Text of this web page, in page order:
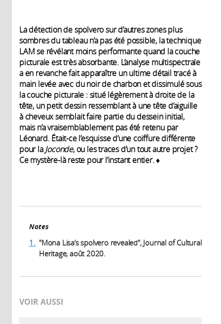
La détection de spolvero sur d’autres zones plus
sombres du tableau n’a pas été possible, la technique
LAM se révélant moins performante quand la couche
picturale est très absorbante. L’analyse multispectrale
a en revanche fait apparaître un ultime détail tracé à
main levée avec du noir de charbon et dissimulé sous
la couche picturale : situé légèrement à droite de la
tête, un petit dessin ressemblant à une tête d’aiguille
à cheveux semblait faire partie du dessein initial,
mais n’a vraisemblablement pas été retenu par
Léonard. Était-ce l’esquisse d’une coiffure différente
pour laJoconde, ou les traces d’un tout autre projet ?
Ce mystère-là reste pour l’instant entier. ♦
Notes
1. "Mona Lisa’s spolvero revealed", Journal of Cultural
Heritage, août 2020.
VOIR AUSSI